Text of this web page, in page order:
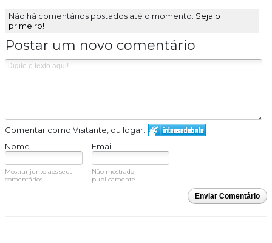
Não há comentários postados até o momento. Seja o
primeiro!
Postar um novo comentário
Comentar como Visitante, ou logar:
Nome
Email
Mostrar junto aos seus
comentários.
Não mostrado
publicamente.
Enviar Comentário